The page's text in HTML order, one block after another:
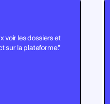
voir les dossiers et
sur la plateforme."